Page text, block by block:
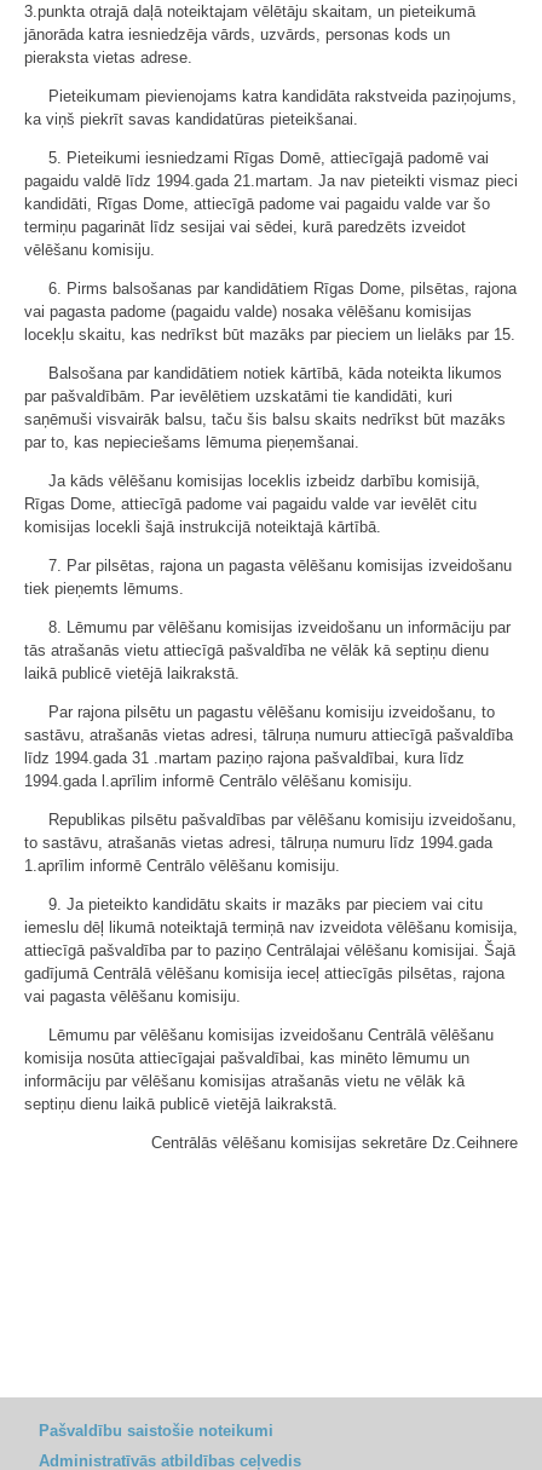
3.punkta otrajā daļā noteiktajam vēlētāju skaitam, un pieteikumā
jānorāda katra iesniedzēja vārds, uzvārds, personas kods un
pieraksta vietas adrese.
Pieteikumam pievienojams katra kandidāta rakstveida paziņojums,
ka viņš piekrīt savas kandidatūras pieteikšanai.
5. Pieteikumi iesniedzami Rīgas Domē, attiecīgajā padomē vai
pagaidu valdē līdz 1994.gada 21.martam. Ja nav pieteikti vismaz pieci
kandidāti, Rīgas Dome, attiecīgā padome vai pagaidu valde var šo
termiņu pagarināt līdz sesijai vai sēdei, kurā paredzēts izveidot
vēlēšanu komisiju.
6. Pirms balsošanas par kandidātiem Rīgas Dome, pilsētas, rajona
vai pagasta padome (pagaidu valde) nosaka vēlēšanu komisijas
locekļu skaitu, kas nedrīkst būt mazāks par pieciem un lielāks par 15.
Balsošana par kandidātiem notiek kārtībā, kāda noteikta likumos
par pašvaldībām. Par ievēlētiem uzskatāmi tie kandidāti, kuri
saņēmuši visvairāk balsu, taču šis balsu skaits nedrīkst būt mazāks
par to, kas nepieciešams lēmuma pieņemšanai.
Ja kāds vēlēšanu komisijas loceklis izbeidz darbību komisijā,
Rīgas Dome, attiecīgā padome vai pagaidu valde var ievēlēt citu
komisijas locekli šajā instrukcijā noteiktajā kārtībā.
7. Par pilsētas, rajona un pagasta vēlēšanu komisijas izveidošanu
tiek pieņemts lēmums.
8. Lēmumu par vēlēšanu komisijas izveidošanu un informāciju par
tās atrašanās vietu attiecīgā pašvaldība ne vēlāk kā septiņu dienu
laikā publicē vietējā laikrakstā.
Par rajona pilsētu un pagastu vēlēšanu komisiju izveidošanu, to
sastāvu, atrašanās vietas adresi, tālruņa numuru attiecīgā pašvaldība
līdz 1994.gada 31 .martam paziņo rajona pašvaldībai, kura līdz
1994.gada l.aprīlim informē Centrālo vēlēšanu komisiju.
Republikas pilsētu pašvaldības par vēlēšanu komisiju izveidošanu,
to sastāvu, atrašanās vietas adresi, tālruņa numuru līdz 1994.gada
1.aprīlim informē Centrālo vēlēšanu komisiju.
9. Ja pieteikto kandidātu skaits ir mazāks par pieciem vai citu
iemeslu dēļ likumā noteiktajā termiņā nav izveidota vēlēšanu komisija,
attiecīgā pašvaldība par to paziņo Centrālajai vēlēšanu komisijai. Šajā
gadījumā Centrālā vēlēšanu komisija ieceļ attiecīgās pilsētas, rajona
vai pagasta vēlēšanu komisiju.
Lēmumu par vēlēšanu komisijas izveidošanu Centrālā vēlēšanu
komisija nosūta attiecīgajai pašvaldībai, kas minēto lēmumu un
informāciju par vēlēšanu komisijas atrašanās vietu ne vēlāk kā
septiņu dienu laikā publicē vietējā laikrakstā.
Centrālās vēlēšanu komisijas sekretāre Dz.Ceihnere
Pašvaldību saistošie noteikumi
Administratīvās atbildības ceļvedis